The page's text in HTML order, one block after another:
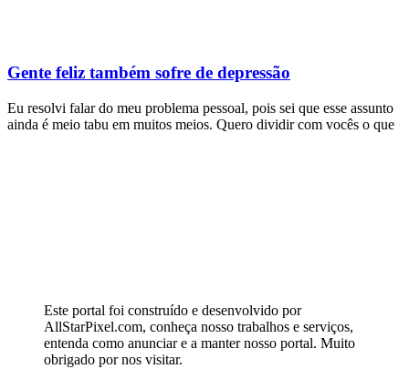
Gente feliz também sofre de depressão
Eu resolvi falar do meu problema pessoal, pois sei que esse assunto
ainda é meio tabu em muitos meios. Quero dividir com vocês o que
Este portal foi construído e desenvolvido por
AllStarPixel.com, conheça nosso trabalhos e serviços,
entenda como anunciar e a manter nosso portal. Muito
obrigado por nos visitar.